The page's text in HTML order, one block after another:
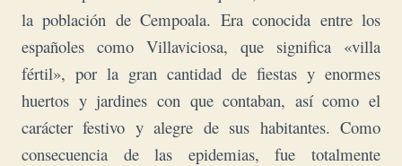
la población de Cempoala. Era conocida entre los
españoles como Villaviciosa, que significa «villa
fértil», por la gran cantidad de fiestas y enormes
huertos y jardines con que contaban, así como el
carácter festivo y alegre de sus habitantes. Como
consecuencia de las epidemias,fue totalmente